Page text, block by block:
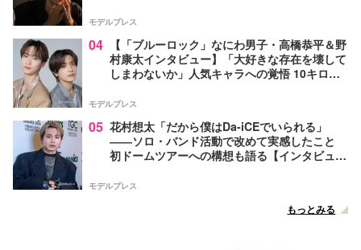
モデルプレス
04
【「ブルーロック」なにわ男子・高橋恭平＆野
村康太インタビュー】「大好きな存在を壊して
しまわないか」人気キャラへの覚悟 10キロ増
モデルプレス
05 花村想太「だから僕はDa-iCEでいられる」
――ソロ・バンド活動で改めて実感したこと
初ドームツアーへの構想も語る【インタビュ
モデルプレス
もっとみる